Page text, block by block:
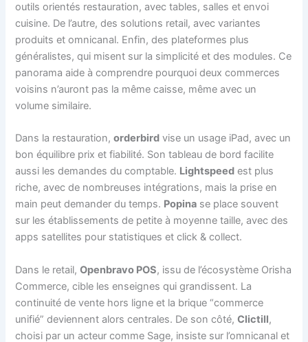
outils orientés restauration, avec tables, salles et envoi
cuisine. De l’autre, des solutions retail, avec variantes
produits et omnicanal. Enfin, des plateformes plus
généralistes, qui misent sur la simplicité et des modules. Ce
panorama aide à comprendre pourquoi deux commerces
voisins n’auront pas la même caisse, même avec un
volume similaire.
Dans la restauration,orderbird vise un usage iPad, avec un
bon équilibre prix et fiabilité. Son tableau de bord facilite
aussi les demandes du comptable. Lightspeed est plus
riche, avec de nombreuses intégrations, mais la prise en
main peut demander du temps. Popina se place souvent
sur les établissements de petite à moyenne taille, avec des
apps satellites pour statistiques et click & collect.
Dans le retail,Openbravo POS, issu de l’écosystème Orisha
Commerce, cible les enseignes qui grandissent. La
continuité de vente hors ligne et la brique “commerce
unifié” deviennent alors centrales. De son côté,Clictill,
choisi par un acteur comme Sage, insiste sur l’omnicanal et